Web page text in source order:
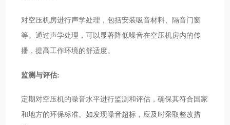
对空压机房进行声学处理，包括安装吸音材料、隔音门窗
等。通过声学处理，可以显著降低噪音在空压机房内的传
播，提高工作环境的舒适度。
监测与评估:
定期对空压机的噪音水平进行监测和评估，确保其符合国家
和地方的环保标准。如发现噪音超标，应及时采取整改措